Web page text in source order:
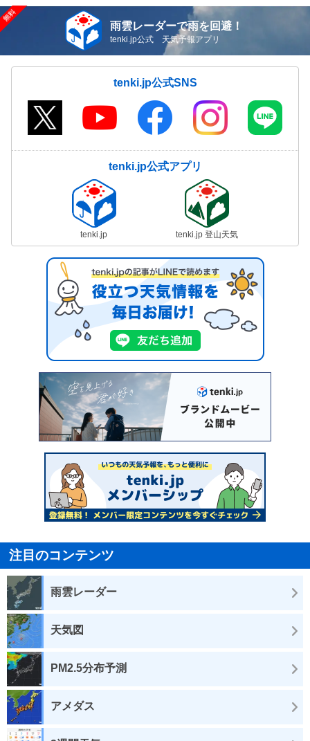
雨雲レーダーで雨を回避！
tenki.jp公式 天気予報アプリ
tenki.jp公式SNS
tenki.jp公式アプリ
tenki.jp tenki.jp 登山天気
注目のコンテンツ
雨雲レーダー
天気図
PM2.5分布予測
アメダス